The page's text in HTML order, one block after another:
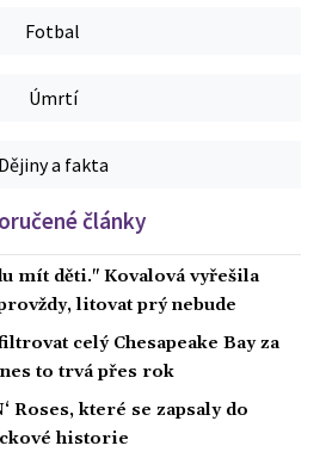
Fotbal
Úmrtí
Dějiny a fakta
články
mít děti." Kovalová vyřešila
litovat prý nebude
celý Chesapeake Bay za
to trvá přes rok
Roses, které se zapsaly do
historie